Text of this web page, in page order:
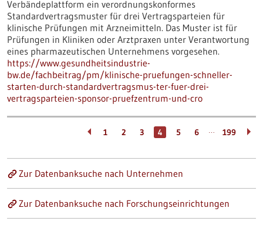
Verbändeplattform ein verordnungskonformes
Standardvertragsmuster für drei Vertragsparteien für
klinische Prüfungen mit Arzneimitteln. Das Muster ist für
Prüfungen in Kliniken oder Arztpraxen unter Verantwortung
eines pharmazeutischen Unternehmens vorgesehen.
https://www.gesundheitsindustrie-
bw.de/fachbeitrag/pm/klinische-pruefungen-schneller-
starten-durch-standardvertragsmus-ter-fuer-drei-
vertragsparteien-sponsor-pruefzentrum-und-cro
1 2 3 4 5 6 … 199
Zur Datenbanksuche nach Unternehmen
Zur Datenbanksuche nach Forschungseinrichtungen